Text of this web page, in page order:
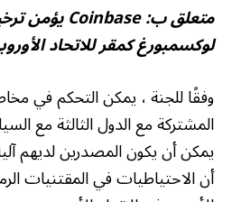
متعلق ب:
لوكسمبورغ كمقر للاتحاد
المشتركة مع الدول الثالثة مع
يمكن أن يكون المصدرين لديهم
أن الاحتياطيات في المقتنيات